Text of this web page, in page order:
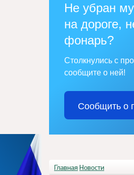
Не убран
на дороге,
фонарь?
Столкнулись с
сообщите о ней!
Сообщить о
Главная Новости